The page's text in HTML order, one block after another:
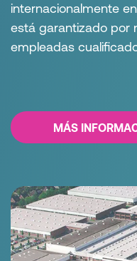
SALES
Ramiro
teléfono:+1 (828) 302-
internacionalmente
está garantizado por
empleadas
MÁS